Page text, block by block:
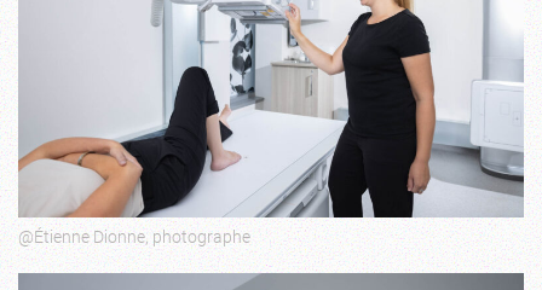
@Étienne Dionne, photographe